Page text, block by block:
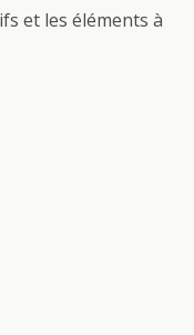
et les éléments à